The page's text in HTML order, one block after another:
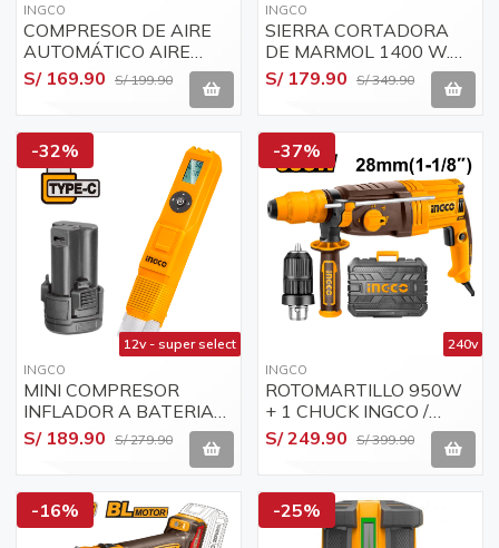
INGCO
COMPRESOR DE AIRE
AUTOMÁTICO AIRE
AUTOMÁTICO 20 V
S/ 169.90 S/ 199.90
INGCO
SIERRA CORTADORA
DE MARMOL 1400 W.
INGCO MC14008
S/ 179.90 S/ 349.90
-32%
12v - super select
INGCO
MINI COMPRESOR
INFLADOR A BATERIA
12V INGCO CACLI12011
SUPER SELECT
S/ 189.90 S/ 279.90
-37%
240v
INGCO
ROTOMARTILLO 950W
+ 1 CHUCK INGCO /
RGH9528-2
S/ 249.90 S/ 399.90
-16% -25%